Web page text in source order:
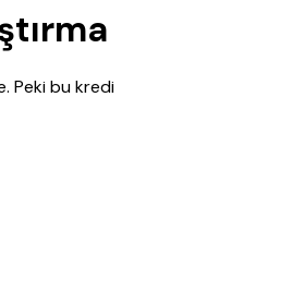
Peki bu kredi